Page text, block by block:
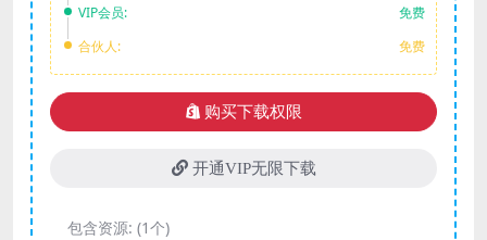
VIP会员:
免费
合伙人:
免费
购买下载权限
开通VIP无限下载
包含资源: (1个)